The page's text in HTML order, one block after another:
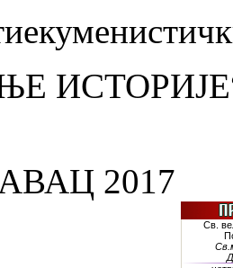
2017